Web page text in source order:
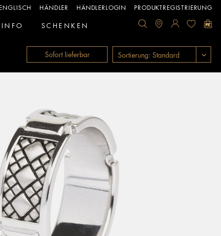
HÄNDLER HÄNDLERLOGIN PRODUKTREGISTRIERUNG
INFO SCHENKEN
Sofort lieferbar